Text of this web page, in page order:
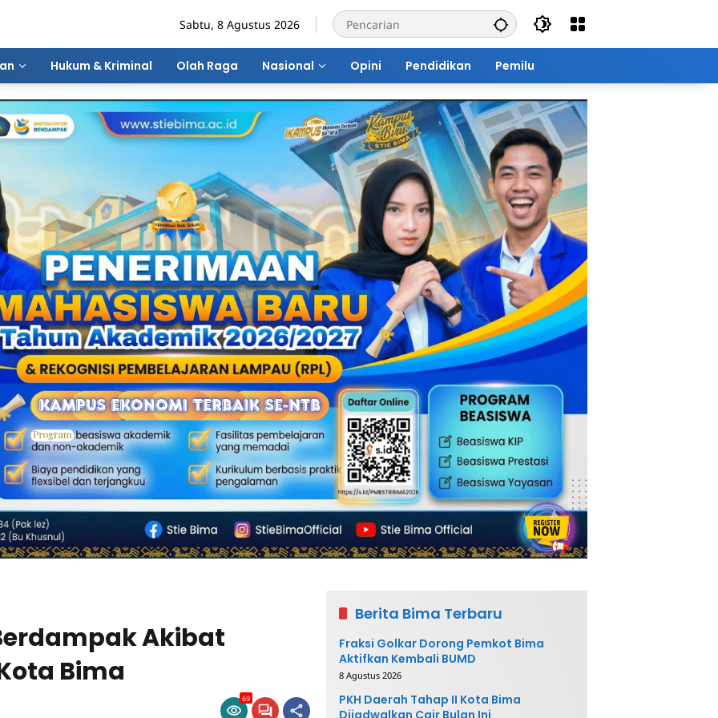
Sabtu, 8 Agustus 2026
Hukum & Kriminal Olah Raga Nasional Opini Pendidikan Pemilu
Akibat
Bima
69
Berita Bima Terbaru
Fraksi Golkar Dorong Pemkot Bima
Aktifkan Kembali BUMD
8 Agustus 2026
PKH Daerah Tahap II Kota Bima
Dijadwalkan Cair Bulan Ini